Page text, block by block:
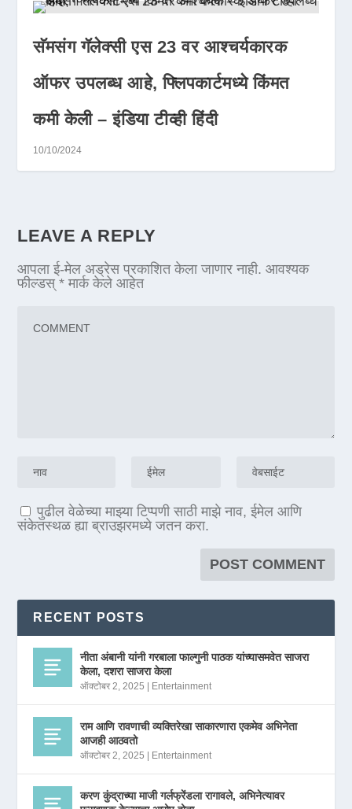
सॅमसंग गॅलेक्सी एस 23 वर आश्चर्यकारक
ऑफर उपलब्ध आहे, फ्लिपकार्टमध्ये किंमत
कमी केली – इंडिया टीव्ही हिंदी
10/10/2024
LEAVE A REPLY
आपला ई-मेल अड्रेस प्रकाशित केला जाणार नाही. आवश्यक
फील्डस्* मार्क केले आहेत
पुढील वेळेच्या माझ्या टिप्पणी साठी माझे नाव, ईमेल आणि
संकेतस्थळ ह्या ब्राउझरमध्ये जतन करा.
RECENT POSTS
नीता अंबानी यांनी गरबाला फाल्गुनी पाठक यांच्यासमवेत साजरा
केला, दशरा साजरा केला
ऑक्टोबर 2, 2025 Entertainment
राम आणि रावणाची व्यक्तिरेखा साकारणारा एकमेव अभिनेता
आजही आठवतो
ऑक्टोबर 2, 2025 Entertainment
करण कुंद्राच्या माजी गर्लफ्रेंडला रागावले, अभिनेत्यावर